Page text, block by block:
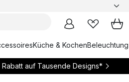
Küche & KochenBeleuchtung
Rabatt auf Tausende Designs*